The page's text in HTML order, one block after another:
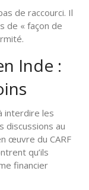
de raccourci. Il
de « façon de
Inde :
interdire les
discussions au
œuvre du CARF
qu’ils
financier